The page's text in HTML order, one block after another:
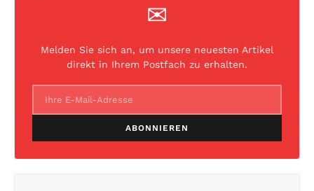
✉
Melden Sie sich an, um unsere neuesten Artikel
direkt in Ihrem Postfach zu erhalten.
ABONNIEREN